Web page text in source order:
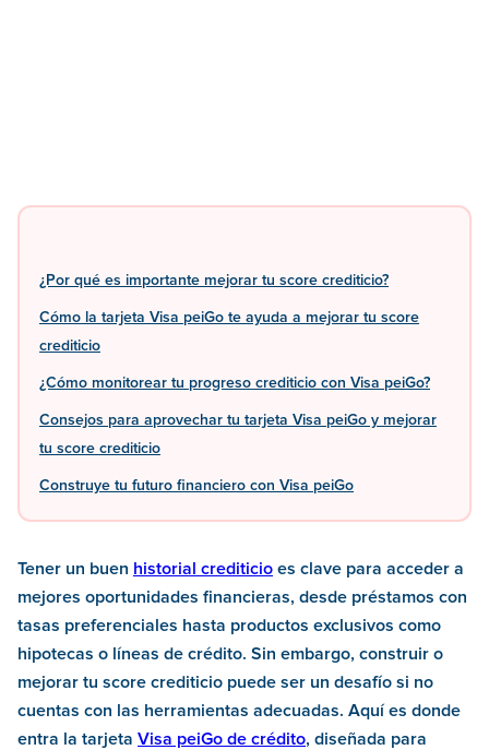
¿Por qué es importante mejorar tu score crediticio?
Cómo la tarjeta Visa peiGo te ayuda a mejorar tu score
crediticio
¿Cómo monitorear tu progreso crediticio con Visa peiGo?
Consejos para aprovechar tu tarjeta Visa peiGo y mejorar
tu score crediticio
Construye tu futuro financiero con Visa peiGo
Tener un buen historial crediticio es clave para acceder a
mejores oportunidades financieras, desde préstamos con
tasas preferenciales hasta productos exclusivos como
hipotecas o líneas de crédito. Sin embargo, construir o
mejorar tu score crediticio puede ser un desafío si no
cuentas con las herramientas adecuadas. Aquí es donde
entra la tarjeta Visa peiGo de crédito, diseñada para